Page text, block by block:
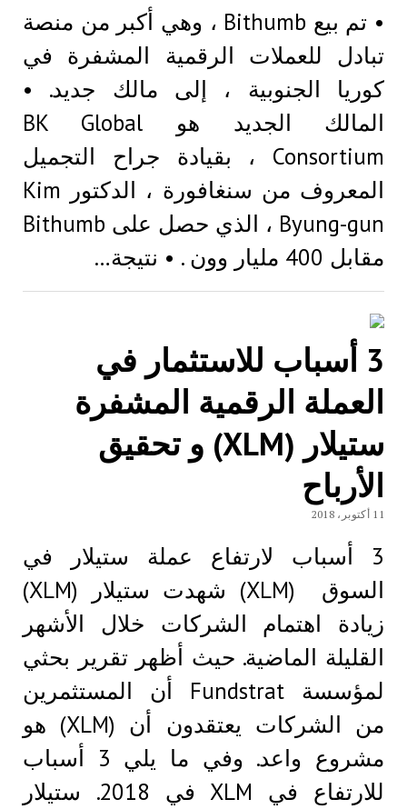
• تم بيع Bithumb ، وهي أكبر من منصة
تبادل للعملات الرقمية المشفرة في
كوريا الجنوبية ، إلى مالك جديد. •
المالك الجديد هو BK Global
Consortium ، بقيادة جراح التجميل
المعروف من سنغافورة ، الدكتور Kim
Byung-gun ، الذي حصل على Bithumb
مقابل 400 مليار وون . • نتيجة…
3 أسباب للاستثمار في
العملة الرقمية المشفرة
ستيلار (XLM) و تحقيق
الأرباح
11 أكتوبر، 2018
3 أسباب لارتفاع عملة ستيلار في
السوق (XLM) شهدت ستيلار (XLM)
زيادة اهتمام الشركات خلال الأشهر
القليلة الماضية. حيث أظهر تقرير بحثي
لمؤسسة Fundstrat أن المستثمرين
من الشركات يعتقدون أن (XLM) هو
مشروع واعد. وفي ما يلي 3 أسباب
للارتفاع في XLM في 2018. ستيلار